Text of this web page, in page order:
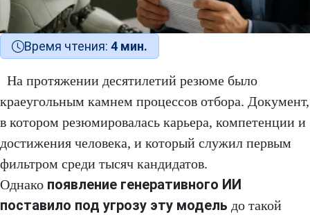
Время чтения: 4 мин.
На протяжении десятилетий резюме было
краеугольным камнем процессов отбора. Документ,
в котором резюмировалась карьера, компетенции и
достижения человека, и который служил первым
фильтром среди тысяч кандидатов.
Однако появление генеративного ИИ
поставило под угрозу эту модель до такой